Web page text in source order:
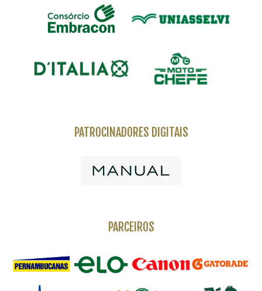
PATROCINADORES DIGITAIS
PARCEIROS